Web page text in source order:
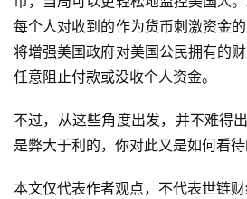
每个人对收到的作为货币刺激资金
将增强美国政府对美国公民拥有的
任意阻止付款或没收个人资金。
不过，从这些角度出发，并不难得
是弊大于利的，你对此又是如何看待
本文仅代表作者观点，不代表世链